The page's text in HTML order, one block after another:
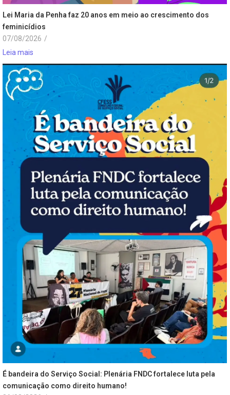
Lei Maria da Penha faz 20 anos em meio ao crescimento dos
feminicídios
07/08/2026 /
Leia mais
É bandeira do Serviço Social: Plenária FNDC fortalece luta pela
comunicação como direito humano!